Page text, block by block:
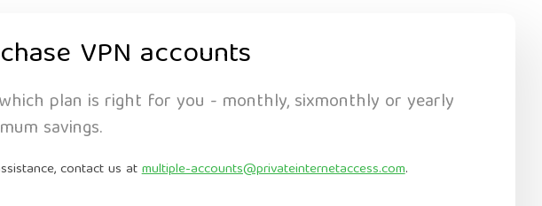
VPN accounts
plan is right for you - monthly, sixmonthly or yearly
savings.
contact us atmultiple-accounts@privateinternetaccess.com.